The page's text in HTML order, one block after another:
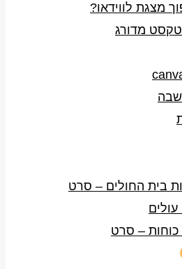
מצגת לווידאו?
מדורג
בית החולים – סרט
עולים
– סרט